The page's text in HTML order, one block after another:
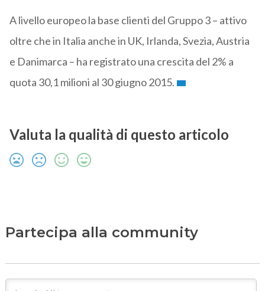
A livello europeo la base clienti del Gruppo 3 – attivo
oltre che in Italia anche in UK, Irlanda, Svezia, Austria
e Danimarca – ha registrato una crescita del 2% a
quota 30,1 milioni al 30 giugno 2015.
Valuta la qualità di questo articolo
Partecipa alla community